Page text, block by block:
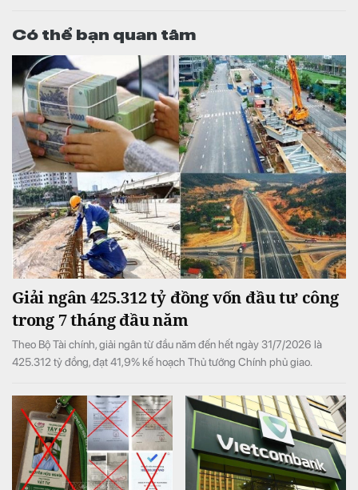
Có thể bạn quan tâm
Giải ngân 425.312 tỷ đồng vốn đầu tư công
trong 7 tháng đầu năm
Theo Bộ Tài chính, giải ngân từ đầu năm đến hết ngày 31/7/2026 là
425.312 tỷ đồng, đạt 41,9% kế hoạch Thủ tướng Chính phủ giao.